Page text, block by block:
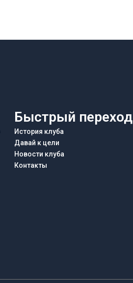
Быстрый переход
История клуба
Давай к цели
Новости клуба
Контакты